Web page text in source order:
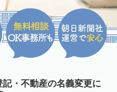
・不動産の名義変更に